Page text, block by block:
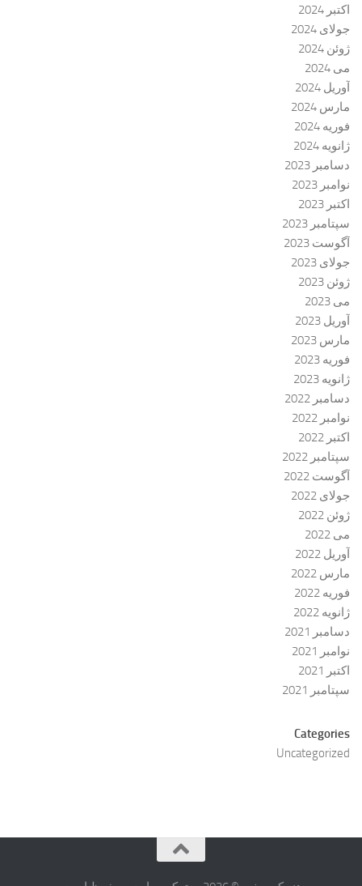
اکتبر 2024
جولای 2024
ژوئن 2024
می 2024
آوریل 2024
مارس 2024
فوریه 2024
ژانویه 2024
دسامبر 2023
نوامبر 2023
اکتبر 2023
سپتامبر 2023
آگوست 2023
جولای 2023
ژوئن 2023
می 2023
آوریل 2023
مارس 2023
فوریه 2023
ژانویه 2023
دسامبر 2022
نوامبر 2022
اکتبر 2022
سپتامبر 2022
آگوست 2022
جولای 2022
ژوئن 2022
می 2022
آوریل 2022
مارس 2022
فوریه 2022
ژانویه 2022
دسامبر 2021
نوامبر 2021
اکتبر 2021
سپتامبر 2021
Categories
Uncategorized